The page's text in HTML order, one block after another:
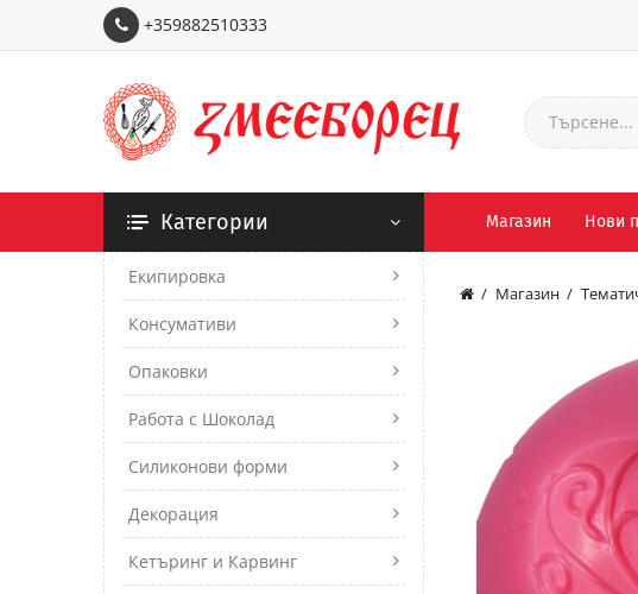
+359882510333
Категории Магазин Нови
Екипировка
Консумативи
Опаковки
Работа с Шоколад
Силиконови форми
Декорация
Кетъринг и Карвинг
Магазин